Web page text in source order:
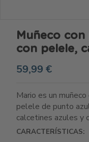
Muñeco
con pelele,
59,99 €
Mario es un
pelele de punto
calcetines azules y
CARACTERÍSTICAS: